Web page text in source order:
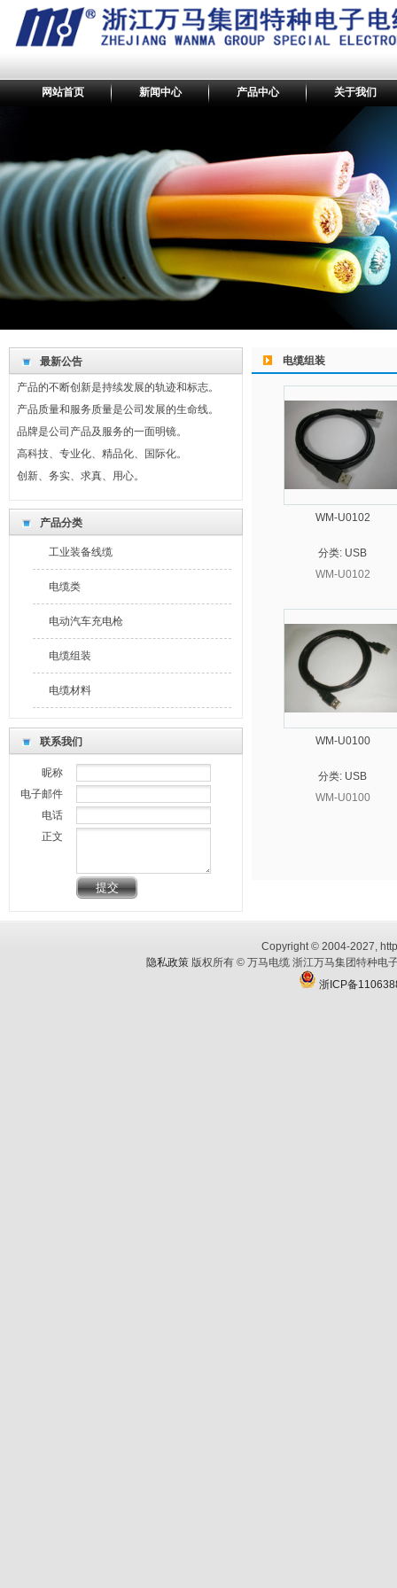
网站首页 新闻中心 产品中心 关于我们
最新公告
我们坚持回报社会，奉献爱心。
产品的不断创新是持续发展的轨迹和标志。
产品质量和服务质量是公司发展的生命线。
品牌是公司产品及服务的一面明镜。
高科技、专业化、精品化、国际化。
创新、务实、求真、用心。
最新公告
我们坚持回报社会，奉献爱心。
产品的不断创新是持续发展的轨迹和标志。
产品质量和服务质量是公司发展的生命线。
品牌是公司产品及服务的一面明镜。
高科技、专业化、精品化、国际化。
产品分类
工业装备线缆
电缆类
电动汽车充电枪
电缆组装
电缆材料
联系我们
昵称
电子邮件
电话
正文
电缆组装
WM-U0102
分类: USB
WM-U0102
WM-U0100
分类: USB
WM-U0100
Copyright © 2004-2027,
隐私政策版权所有 © 万马电缆 浙江万马集团特种电
浙ICP备